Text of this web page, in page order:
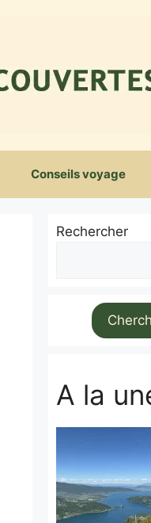
Conseils voyage
Rechercher
A la